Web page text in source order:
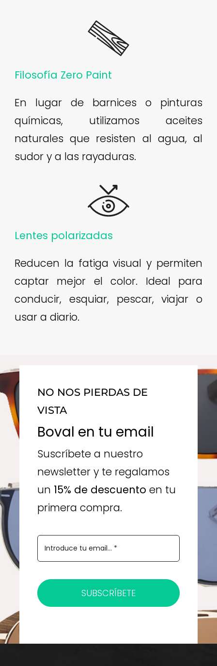
Filosofía Zero Paint
En lugar de barnices o pinturas
químicas, utilizamos aceites
naturales que resisten al agua, al
sudor y a las rayaduras.
Lentes polarizadas
Reducen la fatiga visual y permiten
captar mejor el color. Ideal para
conducir, esquiar, pescar, viajar o
usar a diario.
NO NOS PIERDAS DE
VISTA
Boval en tu email
Suscríbete a nuestro
newsletter y te regalamos
un 15% de descuento en tu
primera compra.
SUBSCRÍBETE